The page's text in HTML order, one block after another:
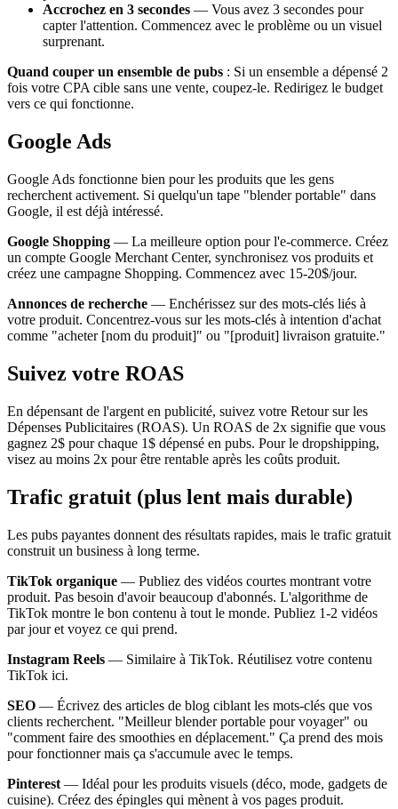
Accrochez en 3 secondes — Vous avez 3 secondes pour
capter l'attention. Commencez avec le problème ou un visuel
surprenant.
Quand couper un ensemble de pubs : Si un ensemble a dépensé 2
fois votre CPA cible sans une vente, coupez-le. Redirigez le budget
vers ce qui fonctionne.
Google Ads
Google Ads fonctionne bien pour les produits que les gens
recherchent activement. Si quelqu'un tape "blender portable" dans
Google, il est déjà intéressé.
Google Shopping — La meilleure option pour l'e-commerce. Créez
un compte Google Merchant Center, synchronisez vos produits et
créez une campagne Shopping. Commencez avec 15-20$/jour.
Annonces de recherche — Enchérissez sur des mots-clés liés à
votre produit. Concentrez-vous sur les mots-clés à intention d'achat
comme "acheter [nom du produit]" ou "[produit] livraison gratuite."
Suivez votre ROAS
En dépensant de l'argent en publicité, suivez votre Retour sur les
Dépenses Publicitaires (ROAS). Un ROAS de 2x signifie que vous
gagnez 2$ pour chaque 1$ dépensé en pubs. Pour le dropshipping,
visez au moins 2x pour être rentable après les coûts produit.
Trafic gratuit (plus lent mais durable)
Les pubs payantes donnent des résultats rapides, mais le trafic gratuit
construit un business à long terme.
TikTok organique — Publiez des vidéos courtes montrant votre
produit. Pas besoin d'avoir beaucoup d'abonnés. L'algorithme de
TikTok montre le bon contenu à tout le monde. Publiez 1-2 vidéos
par jour et voyez ce qui prend.
Instagram Reels — Similaire à TikTok. Réutilisez votre contenu
TikTok ici.
SEO — Écrivez des articles de blog ciblant les mots-clés que vos
clients recherchent. "Meilleur blender portable pour voyager" ou
"comment faire des smoothies en déplacement." Ça prend des mois
pour fonctionner mais ça s'accumule avec le temps.
Pinterest — Idéal pour les produits visuels (déco, mode, gadgets de
cuisine). Créez des épingles qui mènent à vos pages produit.